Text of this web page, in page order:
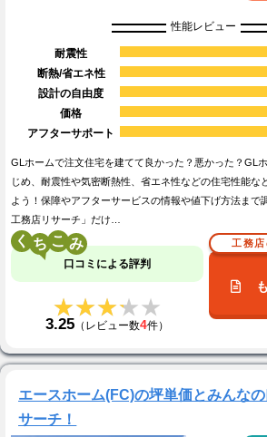
性能レビュー
耐震性
断熱/省エネ性
設計の自由度
価格
アフターサポート
GLホームで注文住宅を建てて良かった？悪かった？GL
じめ、耐震性や気密断熱性、省エネ性などの住宅性能な
よう！保障やアフターサービスの情報や値下げ方法まで
工務店リサーチ」だけ…
く こ
口コミによる評判
★★★★★
★★★★★
3.25 （レビュー数4件）
工務
エースホーム(FC)の坪単価とみんな
サーチ！